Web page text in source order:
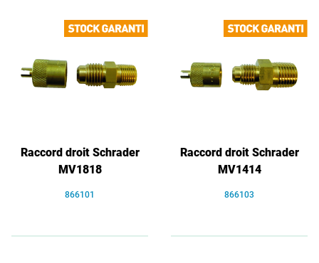
Raccord droit Schrader
MV1818
866101
Raccord droit Schrader
MV1414
866103